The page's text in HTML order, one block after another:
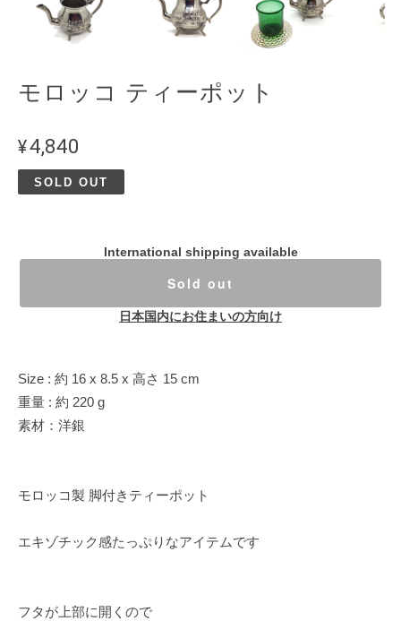
モロッコ ティーポット
¥4,840
SOLD OUT
International shipping available
Sold out
日本国内にお住まいの方向け
Size : 約 16 x 8.5 x 高さ 15 cm
重量 : 約 220 g
素材：洋銀
モロッコ製 脚付きティーポット
エキゾチック感たっぷりなアイテムです
フタが上部に開くので